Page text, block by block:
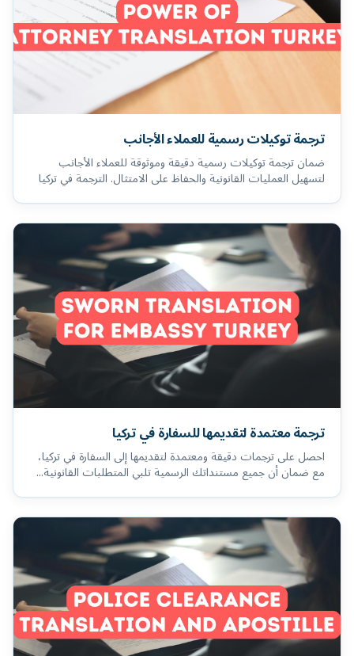
ترجمة توكيلات رسمية للعملاء الأجانب
ضمان ترجمة توكيلات رسمية دقيقة وموثوقة للعملاء الأجانب
لتسهيل العمليات القانونية والحفاظ على الامتثال. الترجمة في تركيا
ترجمة معتمدة لتقديمها للسفارة في تركيا
احصل على ترجمات دقيقة ومعتمدة لتقديمها إلى السفارة في تركيا،
مع ضمان أن جميع مستنداتك الرسمية تلبي المتطلبات القانونية...